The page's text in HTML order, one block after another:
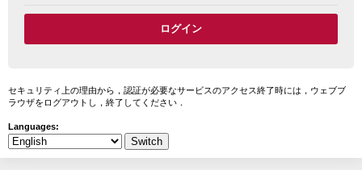
セキュリティ上の理由から，認証が必要なサービスのアクセス終了時には，ウェブブ
ラウザをログアウトし，終了してください．
Languages: